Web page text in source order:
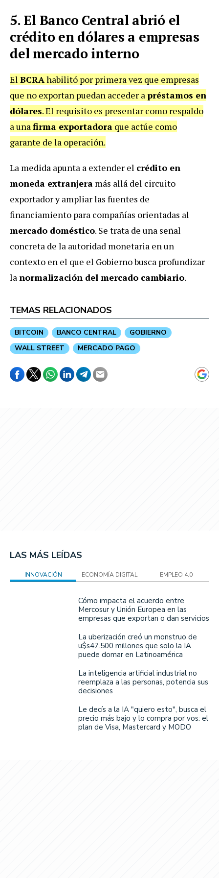
5. El Banco Central abrió el
crédito en dólares a empresas
del mercado interno
El BCRAhabilitó por primera vez que empresas
que no exportan puedan acceder apréstamos en
dólares. El requisito es presentar como respaldo
a unafirma exportadora que actúe como
garante de la operación.
La medida apunta a extender el crédito en
moneda extranjera más allá del circuito
exportador y ampliar las fuentes de
financiamiento para compañías orientadas al
mercado doméstico. Se trata de una señal
concreta de la autoridad monetaria en un
contexto en el que el Gobierno busca profundizar
lanormalización del mercado cambiario.
TEMAS RELACIONADOS
BITCOIN BANCO CENTRAL
GOBIERNO
WALL STREET
MERCADO PAGO
LAS MÁS LEÍDAS
INNOVACIÓN ECONOMÍA DIGITAL EMPLEO 4.0
Cómo impacta el acuerdo entre
Mercosur y Unión Europea en las
empresas que exportan o dan servicios
La uberización creó un monstruo de
u$s47.500 millones que solo la IA
puede domar en Latinoamérica
La inteligencia artificial industrial no
reemplaza a las personas, potencia sus
decisiones
Le decís a la IA "quiero esto", busca el
precio más bajo y lo compra por vos: el
plan de Visa, Mastercard y MODO